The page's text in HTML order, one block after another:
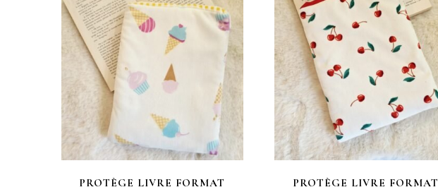
PROTÈGE LIVRE FORMAT
PROTÈGE LIVRE FORMAT